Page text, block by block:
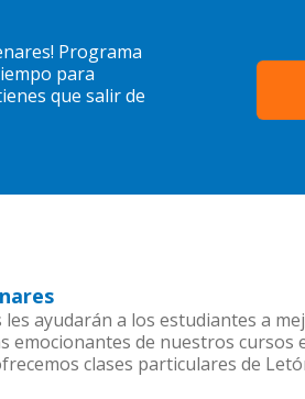
Programa
para
que salir de
ayudarán a los estudiantes a
emocionantes de nuestros
clases particulares de